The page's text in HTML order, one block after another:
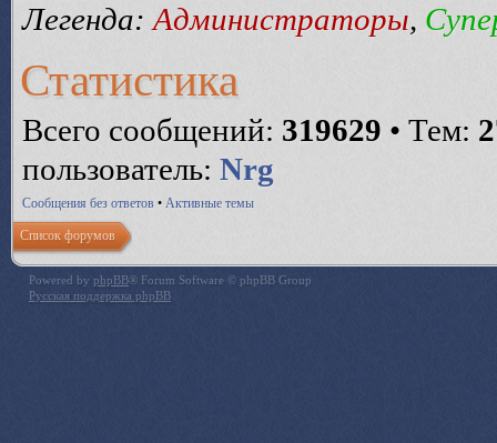
Легенда: Администраторы,
Статистика
Всего сообщений: 319629 • Тем:
пользователь: Nrg
Сообщения без ответов • Активные темы
Список форумов
Powered by phpBB® Forum Software © phpBB Group
Русская поддержка phpBB